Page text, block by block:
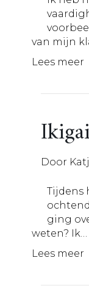
van mijn
Lees meer
Door
Tijdens
ging
weten? Ik…
Lees meer